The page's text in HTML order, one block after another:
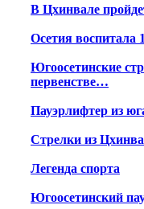
В Цхинвале
Осетия воспитала
Югоосетинские
первенстве…
Пауэрлифтер из
Стрелки из
Легенда спорта
Югоосетинский